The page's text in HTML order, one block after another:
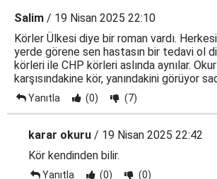
Salim / 19 Nisan 2025 22:10
Körler Ülkesi diye bir roman vardı.
yerde görene sen hastasın bir tedavi ol
körleri ile CHP körleri aslında aynılar.
karşısındakine kör, yanındakini görüyor
Yanıtla (0) (7)
karar okuru / 19 Nisan 2025 22:42
Kör kendinden bilir.
Yanıtla (0) (0)